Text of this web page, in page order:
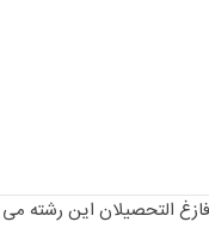
التحصیلان این رشته